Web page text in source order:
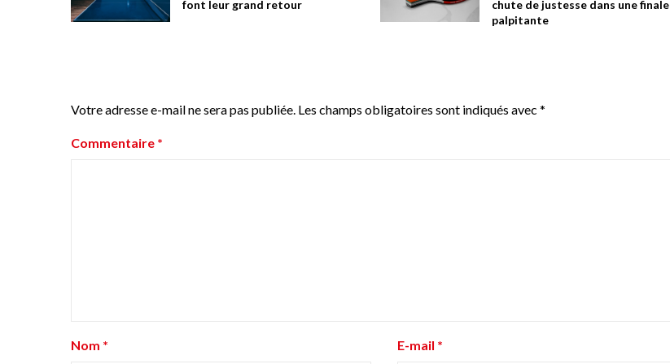
font leur grand retour
chute de justesse dans une finale
palpitante
Votre adresse e-mail ne sera pas publiée. Les champs obligatoires sont indiqués avec *
Commentaire *
Nom * E-mail *